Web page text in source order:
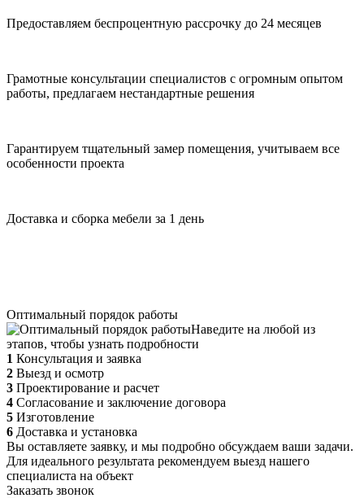
Предоставляем беспроцентную рассрочку до 24 месяцев
Грамотные консультации специалистов с огромным опытом
работы, предлагаем нестандартные решения
Гарантируем тщательный замер помещения, учитываем все
особенности проекта
Доставка и сборка мебели за 1 день
Оптимальный порядок работы
Наведите на любой из
этапов, чтобы узнать подробности
1 Консультация и заявка
2 Выезд и осмотр
3 Проектирование и расчет
4 Согласование и заключение договора
5 Изготовление
6 Доставка и установка
Вы оставляете заявку, и мы подробно обсуждаем ваши задачи.
Для идеального результата рекомендуем выезд нашего
специалиста на объект
Заказать звонок